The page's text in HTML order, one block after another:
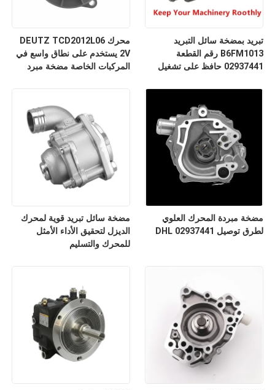
محرك DEUTZ TCD2012L06
2V يستخدم على نطاق واسع في
المركبات الخاصة مضخة مبرد
تبريد بمضخة سائل التبريد
B6FM1013 رقم القطعة
02937441 حافظ على تشغيل
مضخة سائل تبريد قوية لمحرك
الديزل لتحقيق الأداء الأمثل
للمحرك والتسليم
مضخة مبردة المحرك العلوي
لطرق توصيل DHL 02937441